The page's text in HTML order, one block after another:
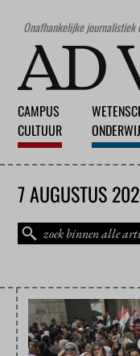
Onafhankelijke journalistiek
CAMPUS
CULTUUR
7 AUGUSTUS